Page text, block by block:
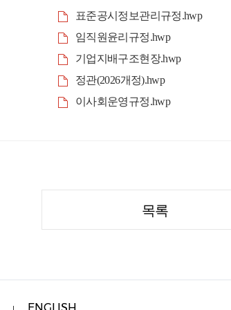
표준공시정보관리규정.hwp
임직원윤리규정.hwp
기업지배구조현장.hwp
정관(2026개정).hwp
이사회운영규정.hwp
목록